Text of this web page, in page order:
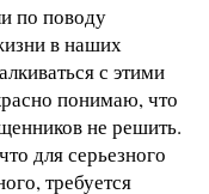
по поводу
в наших
с этими
понимаю, что
не решить.
для серьезного
требуется